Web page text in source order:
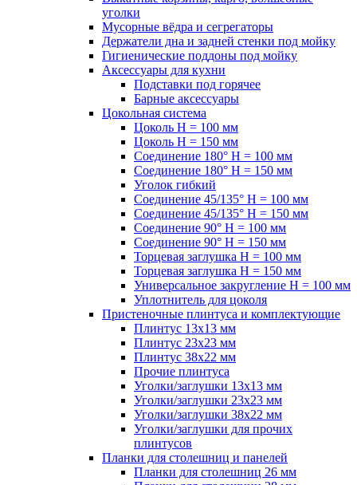
уголки
Мусорные вёдра и сегрегаторы
Держатели дна и задней стенки под мойку
Гигиенические поддоны под мойку
Аксессуары для кухни
Подставки под горячее
Барные аксессуары
Цокольная система
Цоколь H = 100 мм
Цоколь H = 150 мм
Соединение 180° H = 100 мм
Соединение 180° H = 150 мм
Уголок гибкий
Соединение 45/135° H = 100 мм
Соединение 45/135° H = 150 мм
Соединение 90° H = 100 мм
Соединение 90° H = 150 мм
Торцевая заглушка H = 100 мм
Торцевая заглушка H = 150 мм
Универсальное закругление H = 100 мм
Уплотнитель для цоколя
Пристеночные плинтуса и комплектующие
Плинтус 13х13 мм
Плинтус 23х23 мм
Плинтус 38х22 мм
Прочие плинтуса
Уголки/заглушки 13х13 мм
Уголки/заглушки 23х23 мм
Уголки/заглушки 38х22 мм
Уголки/заглушки для прочих
плинтусов
Планки для столешниц и панелей
Планки для столешниц 26 мм